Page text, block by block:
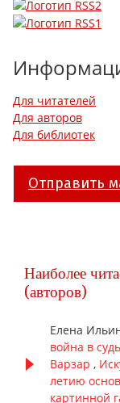
Для читателей
Для авторов
Для библиотек
Отправить
Наиболее
(авторов)
Елена
война в
Варзар ,
летию
картинной